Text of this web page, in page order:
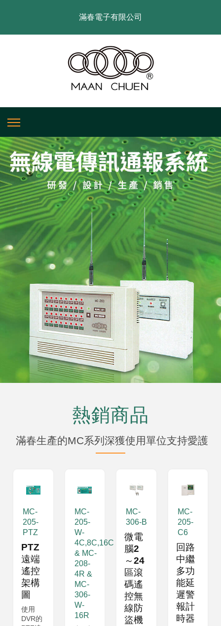
滿春電子有限公司
熱銷商品
滿春生產的MC系列 深獲使用單位支持愛護
MC-
205-
PTZ
PTZ
遠端
遙控
架構
圖
使用
DVR的
MC-
205-
W-
4C,8C,16C
& MC-
208-
4R &
MC-
306-
W-
16R
MC-
306-B
微電
腦2
～24
區滾
碼遙
控無
線防
盜機
MC-
205-
C6
回路
中繼
多功
能延
遲警
報計
時器